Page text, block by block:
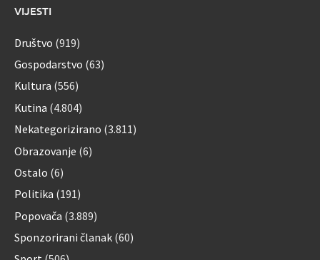
VIJESTI
Društvo (919)
Gospodarstvo (63)
Kultura (556)
Kutina (4.804)
Nekategorizirano (3.811)
Obrazovanje (6)
Ostalo (6)
Politika (191)
Popovača (3.889)
Sponzorirani članak (60)